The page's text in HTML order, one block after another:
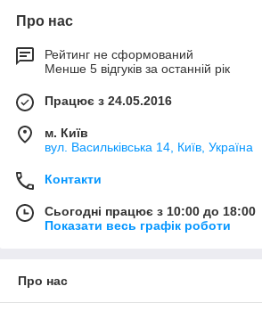
Про нас
Рейтинг не сформований
Менше 5 відгуків за останній рік
Працює з 24.05.2016
м. Київ
вул. Васильківська 14, Київ, Україна
Контакти
Сьогодні працює з 10:00 до 18:00
Показати весь графік роботи
Про нас